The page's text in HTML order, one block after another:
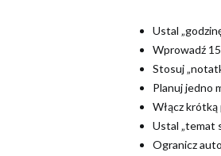
Ustal
Wprowadź
Stosuj
Planuj jedno
Włącz
Ustal „temat
Ogranicz